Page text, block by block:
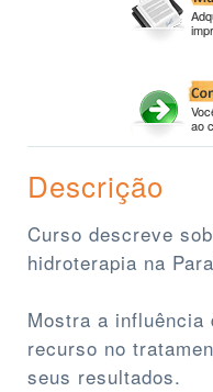
ao
Descrição
Curso descreve
hidroterapia na
Mostra a influência
recurso no
seus resultados.